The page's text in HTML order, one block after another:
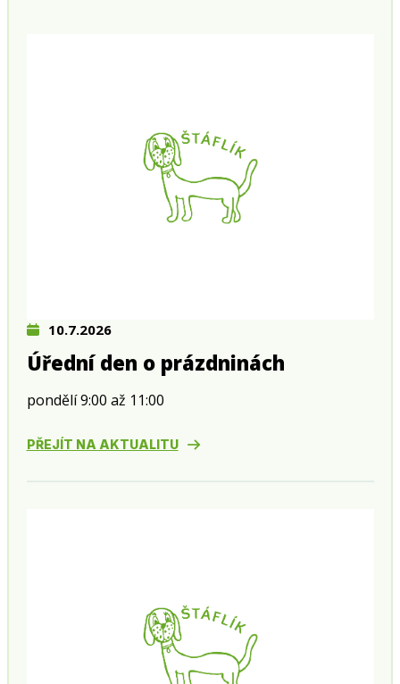
10.7.2026
Úřední den o prázdninách
pondělí 9:00 až 11:00
PŘEJÍT NA AKTUALITU